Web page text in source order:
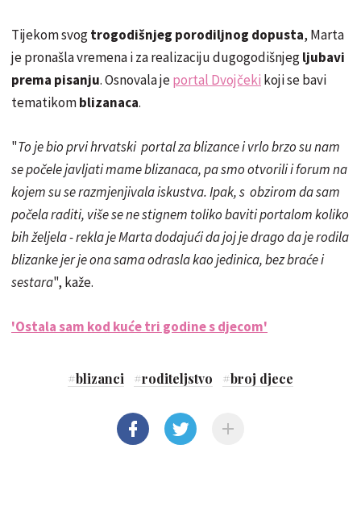
Tijekom svogtrogodišnjeg porodiljnog dopusta, Marta
je pronašla vremena i za realizaciju dugogodišnjegljubavi
prema pisanju. Osnovala jeportal Dvojčeki koji se bavi
tematikomblizanaca.
"To je bio prvi hrvatski portal za blizance i vrlo brzo su nam
se počele javljati mame blizanaca, pa smo otvorili i forum na
kojem su se razmjenjivala iskustva. Ipak, s obzirom da sam
počela raditi, više se ne stignem toliko baviti portalom koliko
bih željela - rekla je Marta dodajući da joj je drago da je rodila
blizanke jer je ona sama odrasla kao jedinica, bez braće i
sestara", kaže.
'Ostala sam kod kuće tri godine s djecom'
#blizanci #roditeljstvo #broj djece